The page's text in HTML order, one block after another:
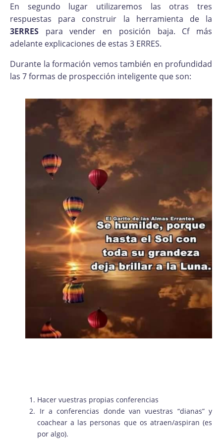
En segundo lugar utilizaremos las otras tres
respuestas para construir la herramienta de la
3ERRES para vender en posición baja. Cf más
adelante explicaciones de estas 3 ERRES.
Durante la formación vemos también en profundidad
las 7 formas de prospección inteligente que son:
Hacer vuestras propias conferencias
Ir a conferencias donde van vuestras “dianas” y
coachear a las personas que os atraen/aspiran (es
por algo).